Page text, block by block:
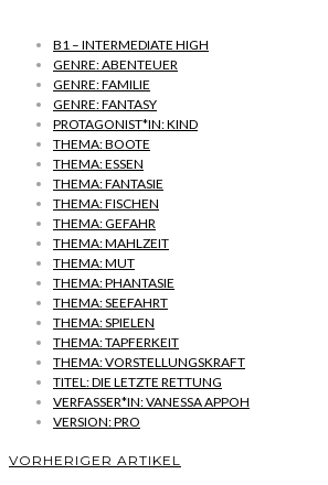
B1 – INTERMEDIATE HIGH
GENRE: ABENTEUER
GENRE: FAMILIE
GENRE: FANTASY
PROTAGONIST*IN: KIND
THEMA: BOOTE
THEMA: ESSEN
THEMA: FANTASIE
THEMA: FISCHEN
THEMA: GEFAHR
THEMA: MAHLZEIT
THEMA: MUT
THEMA: PHANTASIE
THEMA: SEEFAHRT
THEMA: SPIELEN
THEMA: TAPFERKEIT
THEMA: VORSTELLUNGSKRAFT
TITEL: DIE LETZTE RETTUNG
VERFASSER*IN: VANESSA APPOH
VERSION: PRO
VORHERIGER ARTIKEL